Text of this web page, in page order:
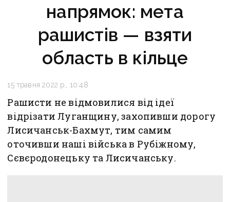
напрямок: мета
рашистів — взяти
область в кільце
15 травня 2022 р., 10:48
Рашисти не відмовилися від ідеї
відрізати Луганщину, захопивши дорогу
Лисичанськ-Бахмут, тим самим
оточивши наші війська в Рубіжному,
Сєвєродонецьку та Лисичанську.